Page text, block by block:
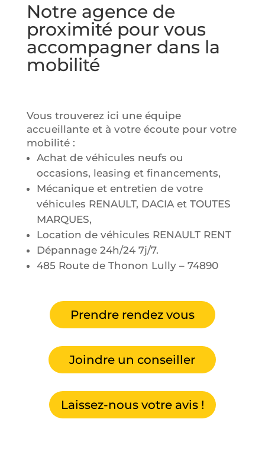
Notre agence de
proximité pour vous
accompagner dans la
mobilité
Vous trouverez ici une équipe
accueillante et à votre écoute pour votre
mobilité :
Achat de véhicules neufs ou
occasions, leasing et financements,
Mécanique et entretien de votre
véhicules RENAULT, DACIA et TOUTES
MARQUES,
Location de véhicules RENAULT RENT
Dépannage 24h/24 7j/7.
485 Route de Thonon Lully – 74890
Prendre rendez vous
Joindre un conseiller
Laissez-nous votre avis !